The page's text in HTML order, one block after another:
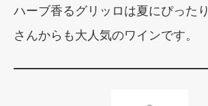
ハーブ香るグリッロは夏にぴった
さんからも大人気のワインです。